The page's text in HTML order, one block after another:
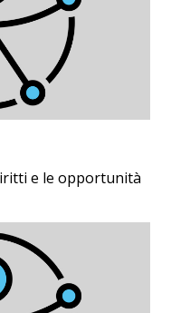
e le opportunità